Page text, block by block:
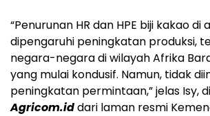
“Penurunan HR dan HPE biji kakao
dipengaruhi peningkatan produksi,
negara-negara di wilayah Afrika
yang mulai kondusif. Namun, tidak
peningkatan permintaan,” jelas Isy,
Agricom.iddari laman resmi